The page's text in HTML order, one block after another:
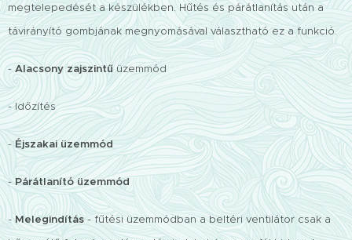
megtelepedését a készülékben. Hűtés és párátlanítás után a
távirányító gombjának megnyomásával választható ez a funkció.
- Alacsony zajszintűüzemmód
- Időzítés
- Éjszakai üzemmód
-Párátlanító üzemmód
-Melegindítás- fűtési üzemmódban a beltéri ventilátor csak a